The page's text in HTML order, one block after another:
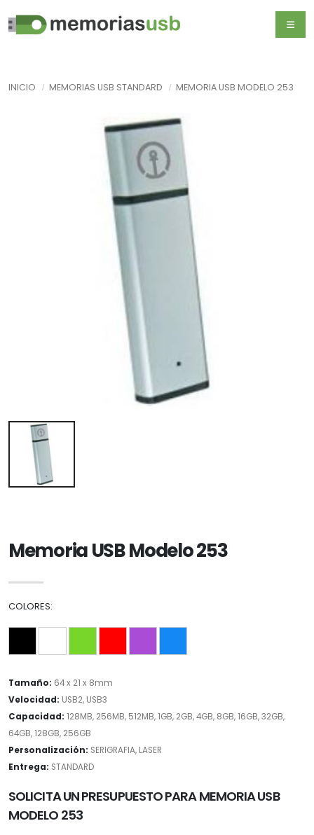
INICIO MEMORIAS USB STANDARD MEMORIA USB MODELO 253
Memoria USB Modelo 253
COLORES:
Tamaño: 64 x 21 x 8mm
Velocidad: USB2, USB3
Capacidad: 128MB, 256MB, 512MB, 1GB, 2GB, 4GB, 8GB, 16GB, 32GB,
64GB, 128GB, 256GB
Personalización: SERIGRAFIA, LASER
Entrega: STANDARD
SOLICITA UN PRESUPUESTO PARA MEMORIA USB
MODELO 253